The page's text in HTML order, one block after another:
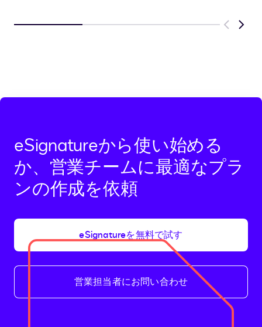
Previous
Next
eSignatureから使い始める
か、営業チームに最適なプラ
ンの作成を依頼
eSignatureを無料で試す
営業担当者にお問い合わせ